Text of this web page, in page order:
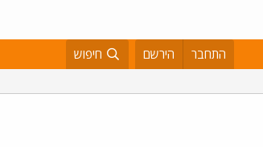
התחבר הירשם חיפוש